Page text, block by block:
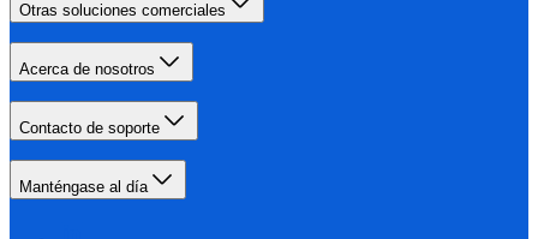
Otras soluciones comerciales
Acerca de nosotros
Contacto de soporte
Manténgase al día